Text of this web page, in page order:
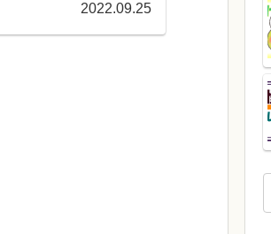
2022.09.25